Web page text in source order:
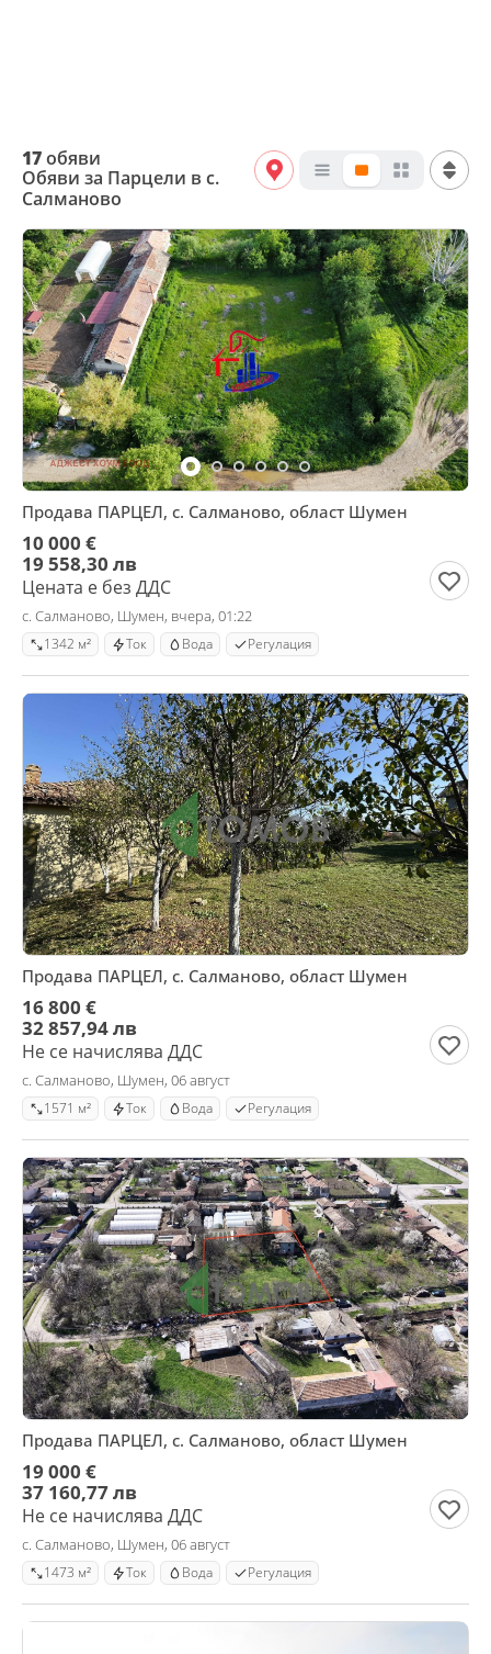
17обяви
Обяви за Парцели в с.
Салманово
Продава ПАРЦЕЛ, с. Салманово, област Шумен
10 000 €
19 558,30 лв
Цената е без ДДС
с. Салманово, Шумен, вчера, 01:22
1342 м² Ток Вода Регулация
Продава ПАРЦЕЛ, с. Салманово, област Шумен
16 800 €
32 857,94 лв
Не се начислява ДДС
с. Салманово, Шумен, 06 август
1571 м² Ток Вода Регулация
Продава ПАРЦЕЛ, с. Салманово, област Шумен
19 000 €
37 160,77 лв
Не се начислява ДДС
с. Салманово, Шумен, 06 август
1473 м² Ток Вода Регулация